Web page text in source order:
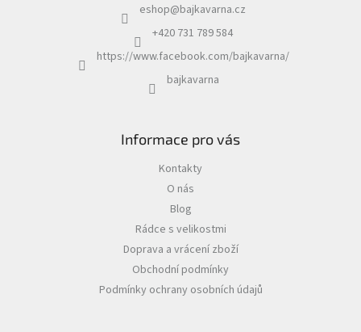
eshop@bajkavarna.cz
+420 731 789 584
https://www.facebook.com/bajkavarna/
bajkavarna
Informace pro vás
Kontakty
O nás
Blog
Rádce s velikostmi
Doprava a vrácení zboží
Obchodní podmínky
Podmínky ochrany osobních údajů